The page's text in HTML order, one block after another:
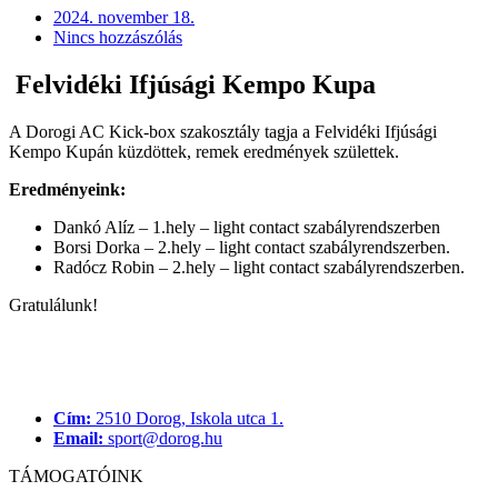
2024. november 18.
Nincs hozzászólás
Felvidéki Ifjúsági Kempo Kupa
A Dorogi AC Kick-box szakosztály tagja a Felvidéki Ifjúsági
Kempo Kupán küzdöttek, remek eredmények születtek.
Eredményeink:
Dankó Alíz – 1.hely – light contact szabályrendszerben
Borsi Dorka – 2.hely – light contact szabályrendszerben.
Radócz Robin – 2.hely – light contact szabályrendszerben.
Gratulálunk!
Cím: 2510 Dorog, Iskola utca 1.
Email: sport@dorog.hu
TÁMOGATÓINK